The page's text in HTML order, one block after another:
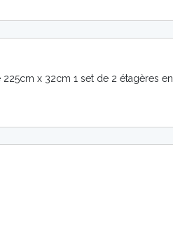
x 32cm 1 set de 2 étagères en